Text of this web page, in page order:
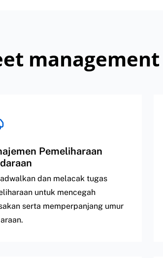
Pemeliharaan
dan melacak tugas
untuk mencegah
serta memperpanjang umur